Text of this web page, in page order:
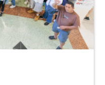
Japonés
Japonesa